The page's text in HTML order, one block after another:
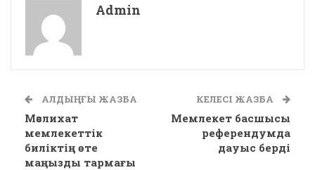
Admin
АЛДЫҢҒЫ ЖАЗБА
Мәслихат
мемлекеттік
биліктің өте
маңызды тармағы
КЕЛЕСІ ЖАЗБА
Мемлекет басшысы
референдумда
дауыс берді